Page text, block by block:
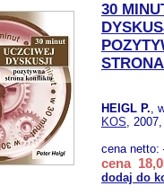
30
HEIGL P.,
KOS,
cena netto:
cena
dodaj do